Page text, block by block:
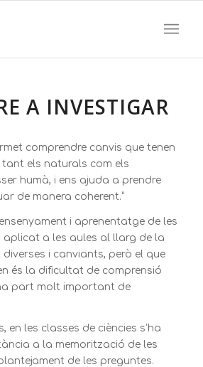
A INVESTIGAR
comprendre canvis que tenen
tant els naturals com els
humà, i ens ajuda a prendre
de manera coherent.”
i aprenentatge de les
aplicat a les aules al llarg de la
i canviants, però el que
és la dificultat de comprensió
part molt important de
en les classes de ciències s’ha
a la memorització de les
de les preguntes.